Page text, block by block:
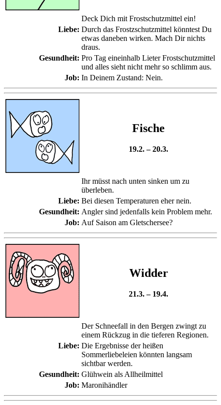
Deck Dich mit Frostschutzmittel ein!
Liebe: Durch das Frostzschutzmittel könntest Du
etwas daneben wirken. Mach Dir nichts
draus.
Gesundheit: Pro Tag eineinhalb Lieter Frostschutzmittel
und alles sieht nicht mehr so schlimm aus.
Job: In Deinem Zustand: Nein.
Fische
19.2. – 20.3.
Ihr müsst nach unten sinken um zu
überleben.
Liebe: Bei diesen Temperaturen eher nein.
Gesundheit: Angler sind jedenfalls kein Problem mehr.
Job: Auf Saison am Gletschersee?
Widder
21.3. – 19.4.
Der Schneefall in den Bergen zwingt zu
einem Rückzug in die tieferen Regionen.
Liebe: Die Ergebnisse der heißen
Sommerliebeleien könnten langsam
sichtbar werden.
Gesundheit: Glühwein als Allheilmittel
Job: Maronihändler